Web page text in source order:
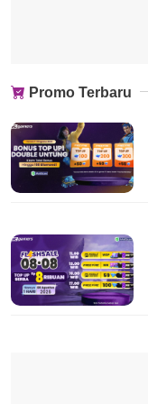
Promo Terbaru